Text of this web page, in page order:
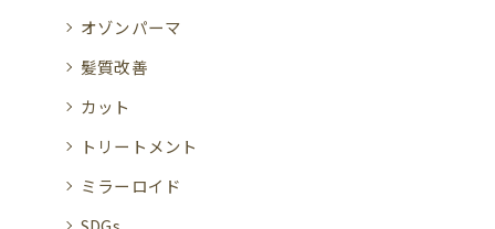
オゾンパーマ
髪質改善
カット
トリートメント
ミラーロイド